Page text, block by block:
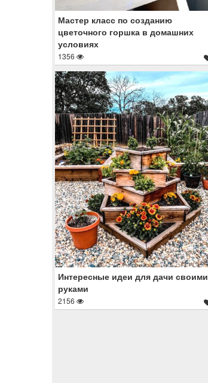
Мастер класс по созданию
цветочного горшка в домашних
условиях
1356
Интересные идеи для дачи своими
руками
2156